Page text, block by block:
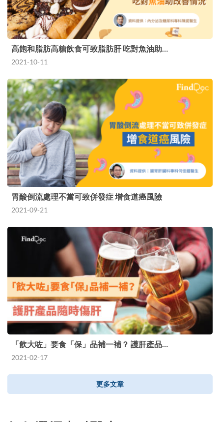
高飽和脂肪高糖飲食可致脂肪肝 吃對魚油助…
2021-10-11
胃酸倒流處理不當可致併發症 增食道癌風險
2021-09-21
「飲大咗」要食「保」品補一補？ 護肝產品…
2021-02-17
更多文章